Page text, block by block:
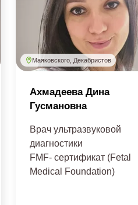
Маяковского, Декабристов
Ахмадеева Дина
Гусмановна
Врач ультразвуковой
диагностики
FMF- сертификат (Fetal
Medical Foundation)